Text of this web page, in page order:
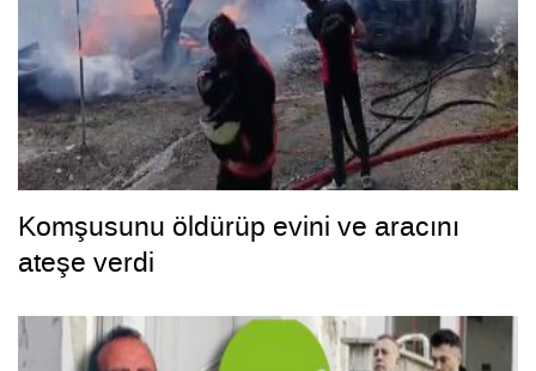
Komşusunu öldürüp evini ve aracını
ateşe verdi